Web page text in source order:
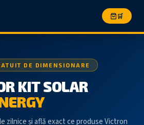
🛒
DE DIMENSIONARE
KIT SOLAR
zilnice și află exact ce produse Victron